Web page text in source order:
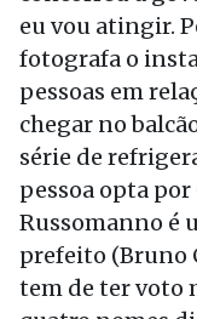
eu vou atingir.
fotografa o
pessoas em
chegar no
série de
pessoa opta por
Russomanno é
prefeito (Bruno
tem de ter voto